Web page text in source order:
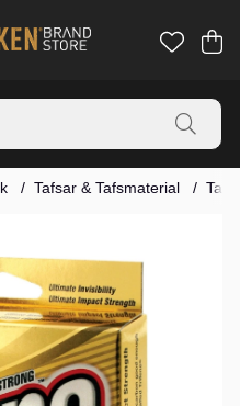
.
Tafsar & Tafsmaterial